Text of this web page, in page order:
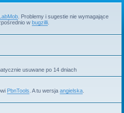
k
. Problemy i sugestie nie wymagające
w bugzilli
usuwane po 14 dniach
PbnTools . A tu wersja angielska